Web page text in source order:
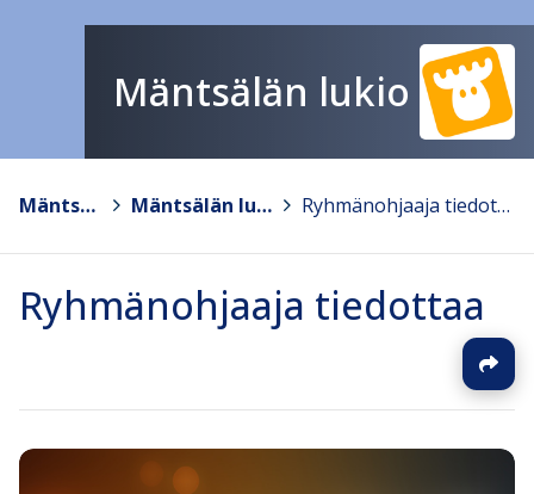
Mäntsälän lukio
Mäntsälä Mäntsälän lukio > Ryhmänohjaaja tiedottaa
Ryhmänohjaaja tiedottaa